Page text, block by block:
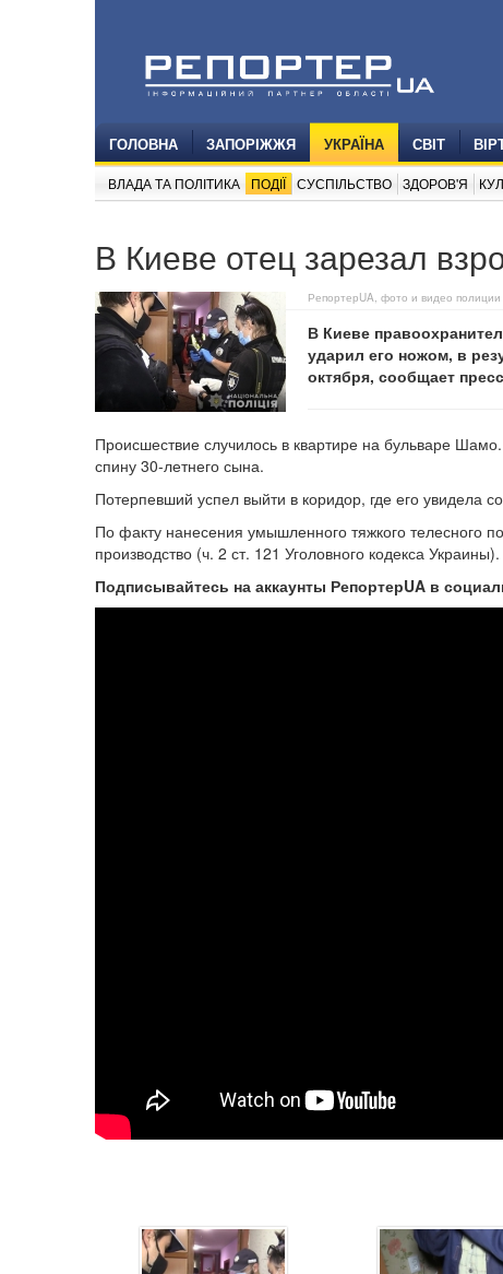
ГОЛОВНА ЗАПОРІЖЖЯ УКРАЇНА СВІТ
ВЛАДА ТА ПОЛІТИКА ПОДІЇ СУСПІЛЬСТВО ЗДОРОВ'Я
В Киеве отец зарезал
РепортерUA, фото и видео полиции
В Киеве
ударил его ножом, в
октября, сообщает
Происшествие случилось в квартире на бульваре
спину 30-летнего сына.
Потерпевший успел выйти в коридор, где его увидела
По факту нанесения умышленного тяжкого телесного
производство (ч. 2 ст. 121 Уголовного кодекса Украины).
Подписывайтесь на аккаунты РепортерUA в